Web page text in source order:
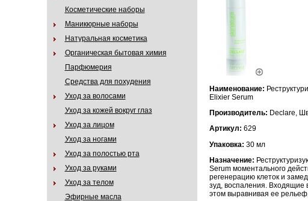
Косметические наборы
Маникюрные наборы
Натуральная косметика
Органическая бытовая химия
Парфюмерия
Средства для похудения
Уход за волосами
Уход за кожей вокруг глаз
Уход за лицом
Уход за ногами
Уход за полостью рта
Уход за руками
Уход за телом
Эфирные масла
Наименование:
Elixier Serum
Производитель: Declare,
Артикул: 629
Упаковка: 30 мл
Назначение:
Serum моментального
регенерацию клеток и
зуд, воспаления. Входящие
этом выравнивая ее